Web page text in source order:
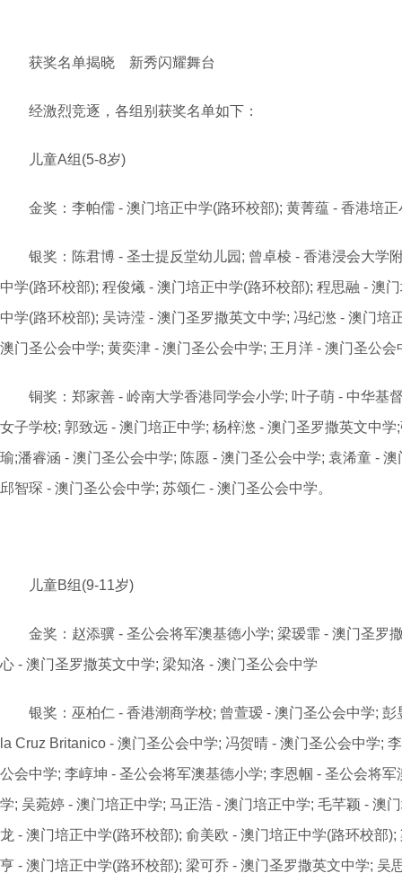
获奖名单揭晓 新秀闪耀舞台
经激烈竞逐，各组别获奖名单如下：
儿童A组(5-8岁)
金奖：李帕儒 - 澳门培正中学(路环校部); 黄菁蕴 - 香港培正
银奖：陈君博 - 圣士提反堂幼儿园; 曾卓棱 - 香港浸会大学
中学(路环校部); 程俊爔 - 澳门培正中学(路环校部); 程思融 - 澳
中学(路环校部); 吴诗滢 - 澳门圣罗撒英文中学; 冯纪滺 - 澳门培
澳门圣公会中学; 黄奕津 - 澳门圣公会中学; 王月洋 - 澳门圣公
铜奖：郑家善 - 岭南大学香港同学会小学; 叶子萌 - 中华基
女子学校; 郭致远 - 澳门培正中学; 杨梓滺 - 澳门圣罗撒英文中
瑜;潘睿涵 - 澳门圣公会中学; 陈愿 - 澳门圣公会中学; 袁浠童 -
邱智琛 - 澳门圣公会中学; 苏颂仁 - 澳门圣公会中学。
儿童B组(9-11岁)
金奖：赵添骥 - 圣公会将军澳基德小学; 梁瑷霏 - 澳门圣罗
心 - 澳门圣罗撒英文中学; 梁知洛 - 澳门圣公会中学
银奖：巫柏仁 - 香港潮商学校; 曾萱瑷 - 澳门圣公会中学; 彭
la Cruz Britanico - 澳门圣公会中学; 冯贺晴 - 澳门圣公会中学;
公会中学; 李崞坤 - 圣公会将军澳基德小学; 李恩帼 - 圣公会将
学; 吴菀婷 - 澳门培正中学; 马正浩 - 澳门培正中学; 毛芊颖 - 澳
龙 - 澳门培正中学(路环校部); 俞美欧 - 澳门培正中学(路环校部
亨 - 澳门培正中学(路环校部); 梁可乔 - 澳门圣罗撒英文中学; 吴